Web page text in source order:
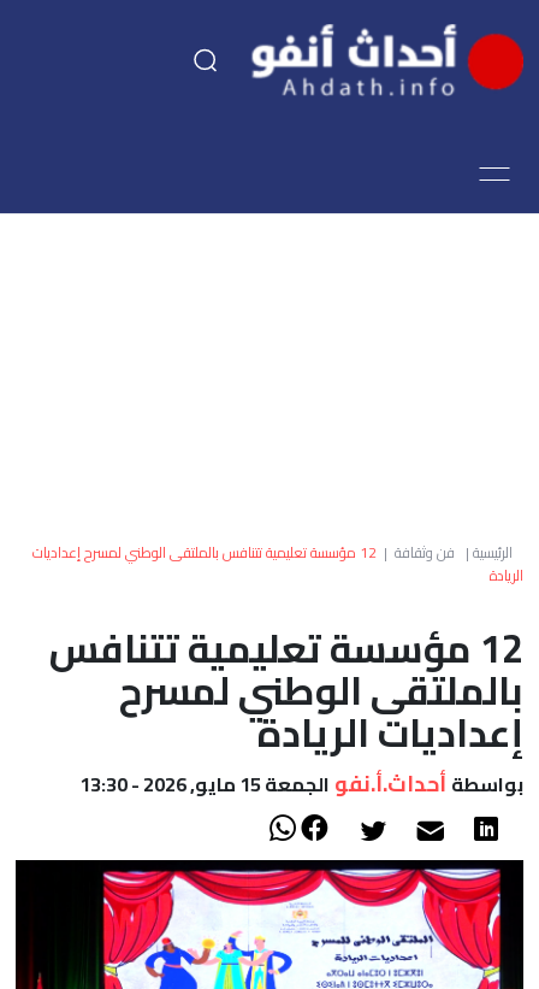
اقتصاد
العالم
الصحراء
الرئيسية| فن وثقافة |
12 مؤسسة تعليمية تتنافس بالملتقى الوطني لمسرح إعداديات
الريادة
12 مؤسسة تعليمية تتنافس
بالملتقى الوطني لمسرح
إعداديات الريادة
بواسطة أحداث.أ.نفو الجمعة 15 مايو, 2026 - 13:30